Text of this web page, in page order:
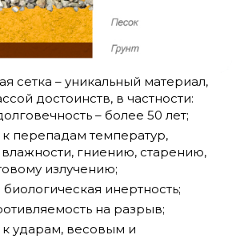
сетка – уникальный материал,
достоинств, в частности:
– более 50 лет;
к перепадам температур,
гниению, старению,
излучению;
инертность;
на разрыв;
к ударам, весовым и